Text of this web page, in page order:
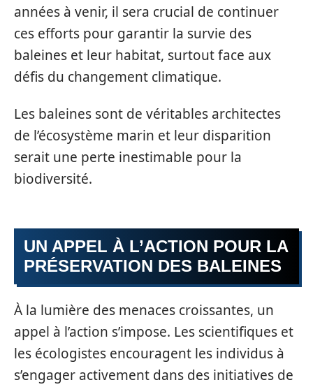
années à venir, il sera crucial de continuer
ces efforts pour garantir la survie des
baleines et leur habitat, surtout face aux
défis du changement climatique.
Les baleines sont de véritables architectes
de l’écosystème marin et leur disparition
serait une perte inestimable pour la
biodiversité.
UN APPEL À L’ACTION POUR LA
PRÉSERVATION DES BALEINES
À la lumière des menaces croissantes, un
appel à l’action s’impose. Les scientifiques et
les écologistes encouragent les individus à
s’engager activement dans des initiatives de